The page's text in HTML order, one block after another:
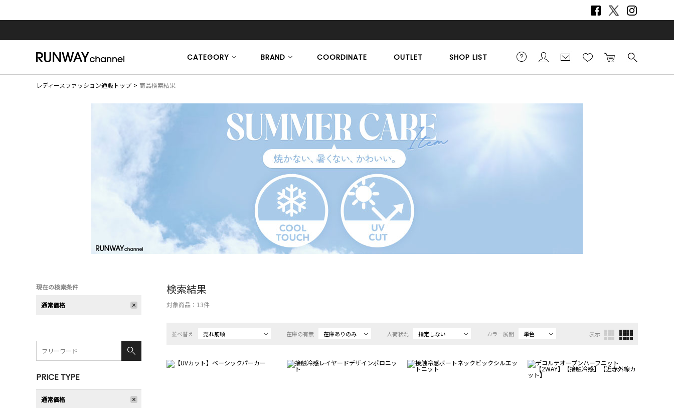
CATEGORY BRAND COORDINATE OUTLET SHOP LIST
レディースファッション通販トップ 商品検索結果
検索結果
対象商品： 13件
並べ替え 売れ筋順 在庫の有無 在庫ありのみ 入荷状況 指定しない カラー展開 単色 表示
現在の検索条件
通常価格
PRICE TYPE
通常価格